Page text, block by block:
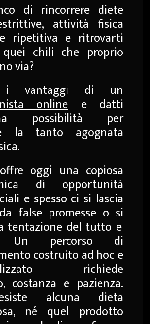
di rincorrere diete
attività fisica
ripetitiva e ritrovarti
quei chili che proprio
via?
i vantaggi di un
onlinee datti
possibilità per
la tanto agognata
oggi una copiosa
di opportunità
e spesso ci si lascia
false promesse o si
tentazione del tutto e
Un percorso di
costruito ad hoc e
richiede
costanza e pazienza.
alcuna dieta
né quel prodotto